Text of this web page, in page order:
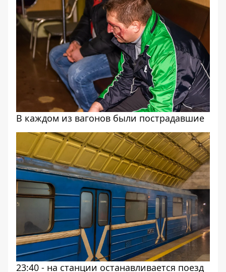
В каждом из вагонов были пострадавшие
23:40 - на станции останавливается поезд